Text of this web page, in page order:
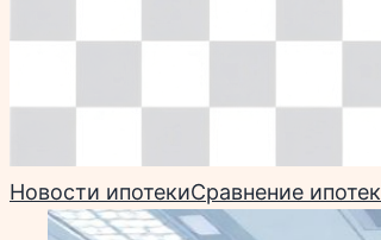
Новости ипотекиСравнение ипотек